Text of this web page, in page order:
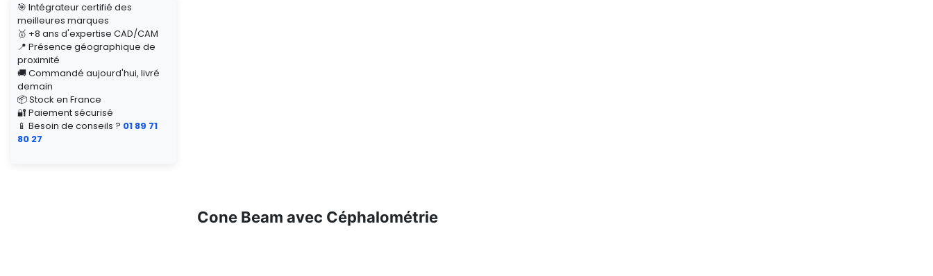
🎯 Intégrateur certifié des
meilleures marques
🥇 +8 ans d'expertise CAD/CAM
📍 Présence géographique de
proximité
🚚 Commandé aujourd'hui, livré
demain
📦 Stock en France
🔐 Paiement sécurisé
📱 Besoin de conseils ? 01 89 71
80 27
Cone Beam avec Céphalométrie